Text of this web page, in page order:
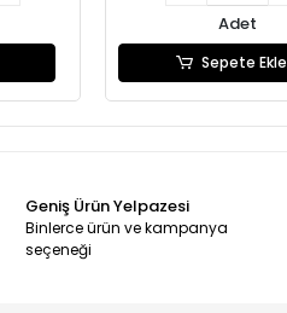
Adet
Sepete Ekle
Geniş Ürün Yelpazesi
Binlerce ürün ve kampanya
seçeneği